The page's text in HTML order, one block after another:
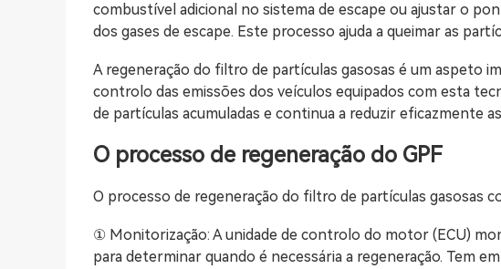
combustível adicional no sistema de escape ou ajustar o
dos gases de escape. Este processo ajuda a queimar as
A regeneração do filtro de partículas gasosas é um aspeto
controlo das emissões dos veículos equipados com esta
de partículas acumuladas e continua a reduzir eficazmente
O processo de regeneração do GPF
O processo de regeneração do filtro de partículas gasosas
① Monitorização: A unidade de controlo do motor (ECU)
para determinar quando é necessária a regeneração. Tem